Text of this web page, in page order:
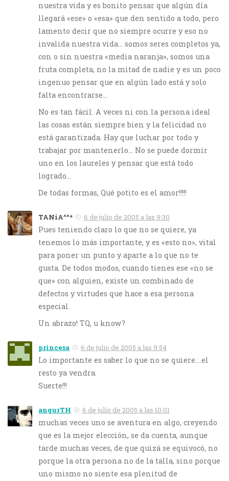
nuestra vida y es bonito pensar que algún día
llegará «ese» o «esa» que den sentido a todo, pero
lamento decir que no siempre ocurre y eso no
invalida nuestra vida… somos seres completos ya,
con o sin nuestra «media naranja», somos una
fruta completa, no la mitad de nadie y es un poco
ingenuo pensar que en algún lado está y solo
falta encontrarse…
No es tan fácil. A veces ni con la persona ideal
las cosas están siempre bien y la felicidad no
está garantizada. Hay que luchar por todo y
trabajar por mantenerlo… No se puede dormir
uno en los laureles y pensar que está todo
logrado…
De todas formas, Qué potito es el amor!!!!!
TANiA^^* 6 de julio de 2005 a las 9:30
Pues teniendo claro lo que no se quiere, ya
tenemos lo más importante, y es «esto no», vital
para poner un punto y aparte a lo que no te
gusta. De todos modos, cuando tienes ese «no se
que» con alguien, existe un combinado de
defectos y virtudes que hace a esa persona
especial.
Un abrazo! TQ, u know?
princesa 6 de julio de 2005 a las 9:54
Lo importante es saber lo que no se quiere….el
resto ya vendra.
Suerte!!!
angurTH 6 de julio de 2005 a las 10:01
muchas veces uno se aventura en algo, creyendo
que es la mejor elección, se da cuenta, aunque
tarde muchas veces, de que quizá se equivocó, no
porque la otra persona no de la talla, sino porque
uno mismo no siente esa plenitud de